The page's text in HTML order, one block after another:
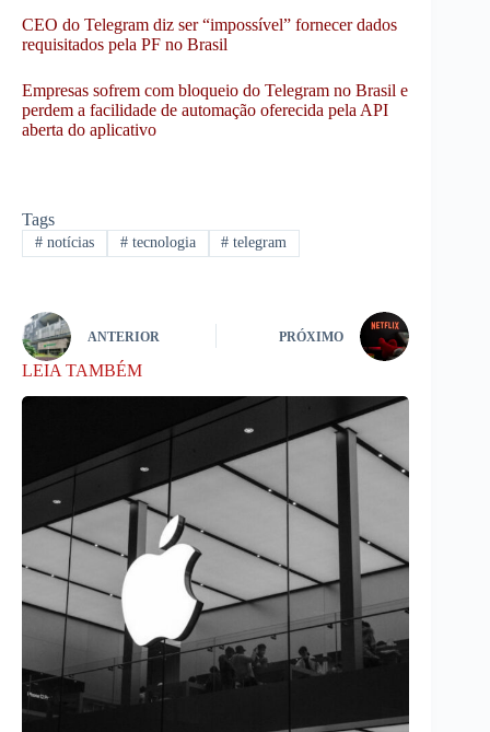
CEO do Telegram diz ser “impossível” fornecer dados
requisitados pela PF no Brasil
Empresas sofrem com bloqueio do Telegram no Brasil e
perdem a facilidade de automação oferecida pela API
aberta do aplicativo
Tags
#notícias #tecnologia # telegram
ANTERIOR PRÓXIMO
LEIA TAMBÉM